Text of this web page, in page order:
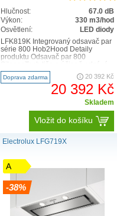
Hlučnost:
67.0 dB
Výkon:
330 m3/hod
Osvětlení:
LED diody
LFK819K Integrovaný odsavač par
série 800 Hob2Hood Detaily
produktu Odsavač par 800
pachy s minimální hlučnost..
Doprava zdarma 20 392 Kč
20 392 Kč
Skladem
Vložit do košíku
Electrolux LFG719X
A
-38%